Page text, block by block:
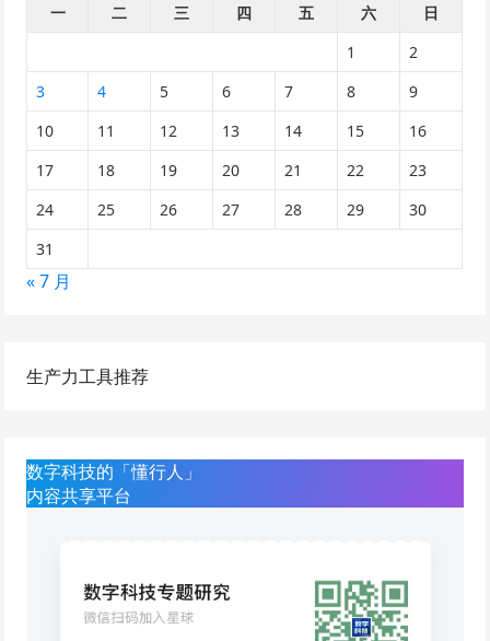
一
二 三 四 五 六
日
1
2
3
4 5 6 7 8
9
10
11 12 13 14 15
16
17
18 19 20 21 22
23
24
25 26 27 28 29
30
31
« 7 月
生产力工具推荐
数字科技的「懂行人」
内容共享平台